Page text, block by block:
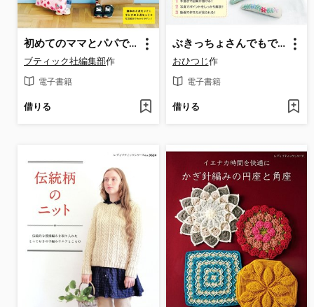
初めてのママとパパでも大丈夫!ハンドメイドの通園通学グッズ
ブティック社編集部作
電子書籍
借りる
ぶきっちょさんでもできる かわいい刺しゅう
おひつじ作
電子書籍
借りる